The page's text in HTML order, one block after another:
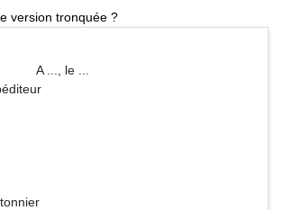
version tronquée ?
Nom
le ...